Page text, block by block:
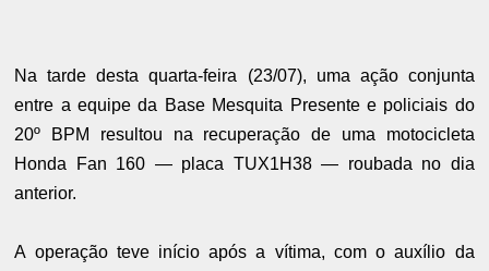
Na tarde desta quarta-feira (23/07), uma ação conjunta
entre a equipe da Base Mesquita Presente e policiais do
20º BPM resultou na recuperação de uma motocicleta
Honda Fan 160 — placa TUX1H38 — roubada no dia
anterior.
A operação teve início após a vítima, com o auxílio da